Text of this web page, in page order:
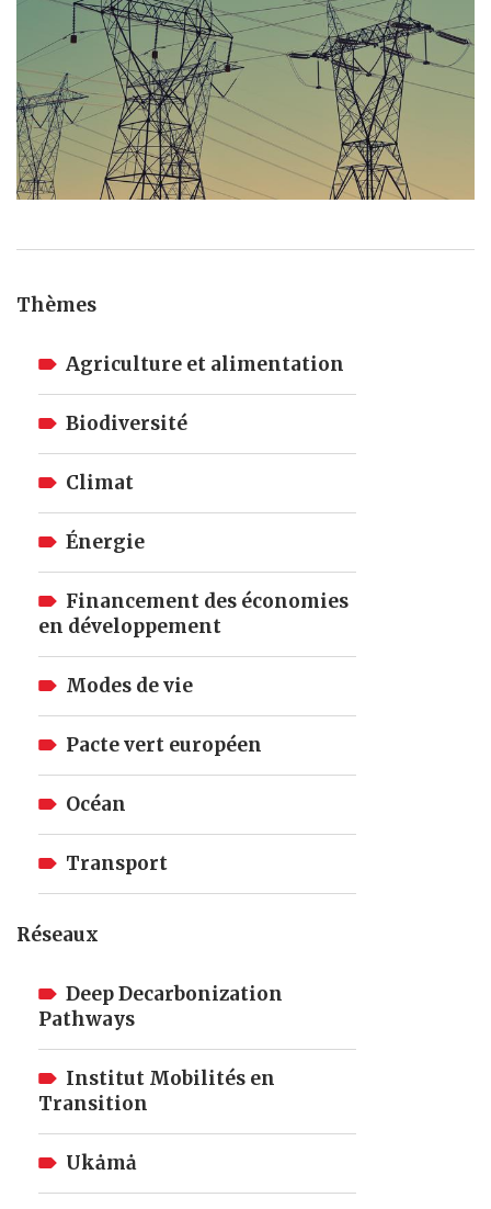
Thèmes
Agriculture et alimentation
Biodiversité
Climat
Énergie
Financement des économies
en développement
Modes de vie
Pacte vert européen
Océan
Transport
Réseaux
Deep Decarbonization
Pathways
Institut Mobilités en
Transition
Ukȧmȧ